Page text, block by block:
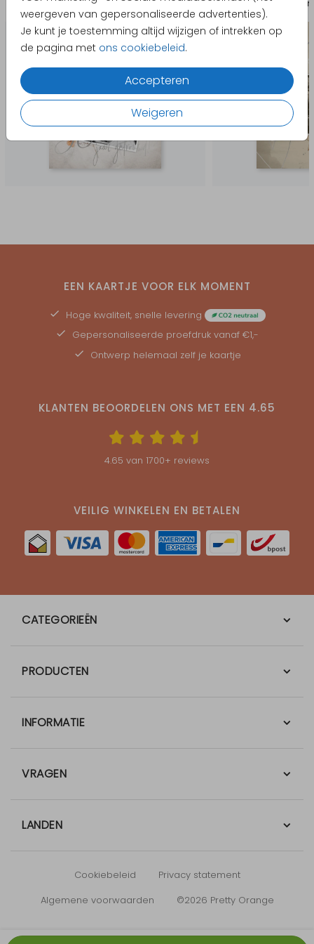
weergeven van gepersonaliseerde advertenties).
Je kunt je toestemming altijd wijzigen of intrekken op
de pagina met ons cookiebeleid.
Accepteren
Weigeren
Uitnodiging jubileum
EEN KAARTJE VOOR ELK MOMENT
Hoge kwaliteit, snelle levering
Gepersonaliseerde proefdruk vanaf €1,-
Ontwerp helemaal zelf je kaartje
KLANTEN BEOORDELEN ONS MET EEN 4.65
4.65 van 1700+ reviews
VEILIG WINKELEN EN BETALEN
CATEGORIEËN
PRODUCTEN
INFORMATIE
VRAGEN
LANDEN
Cookiebeleid
Privacy statement
Algemene voorwaarden
©2026 Pretty Orange